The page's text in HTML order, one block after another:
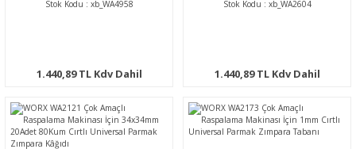
Stok Kodu : xb_WA4958
1.440,89 TL Kdv Dahil
Stok Kodu : xb_WA2604
1.440,89 TL Kdv Dahil